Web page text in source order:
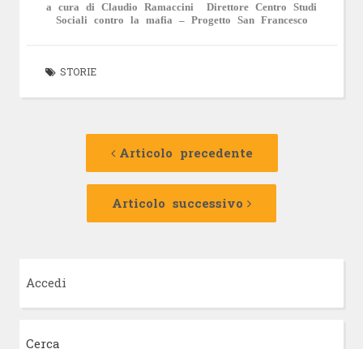
a cura di Claudio Ramaccini Direttore Centro Studi
Sociali contro la mafia – Progetto San Francesco
STORIE
Navigazione
Articolo precedente
Articolo
Articolo successivo
Articolo
Accedi
Cerca